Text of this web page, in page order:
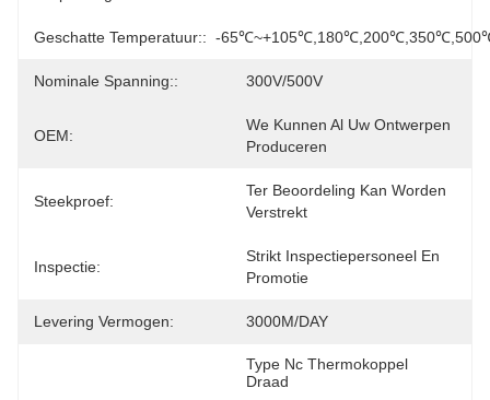
Geschatte Temperatuur:: -
Nominale Spanning:: 300V/500V
OEM:
We Kunnen Al Uw Ontwerpen
Produceren
Steekproef:
Ter Beoordeling Kan Worden
Verstrekt
Inspectie:
Strikt Inspectiepersoneel En
Promotie
Levering Vermogen: 3000M/DAY
Type Nc Thermokoppel
Draad